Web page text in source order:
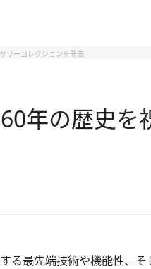
リーコレクションを発表
年の歴史
最先端技術や機能性、そ